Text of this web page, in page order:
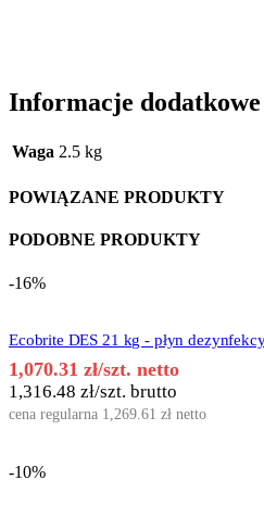
Informacje dodatkowe
Waga 2.5 kg
POWIĄZANE PRODUKTY
PODOBNE PRODUKTY
-16%
Ecobrite DES 21 kg - płyn
1,070.31 zł/szt. netto
1,316.48 zł/szt. brutto
cena regularna 1,269.61 zł netto
-10%